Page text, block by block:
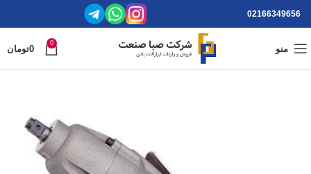
02166349656
منو
0
0تومان